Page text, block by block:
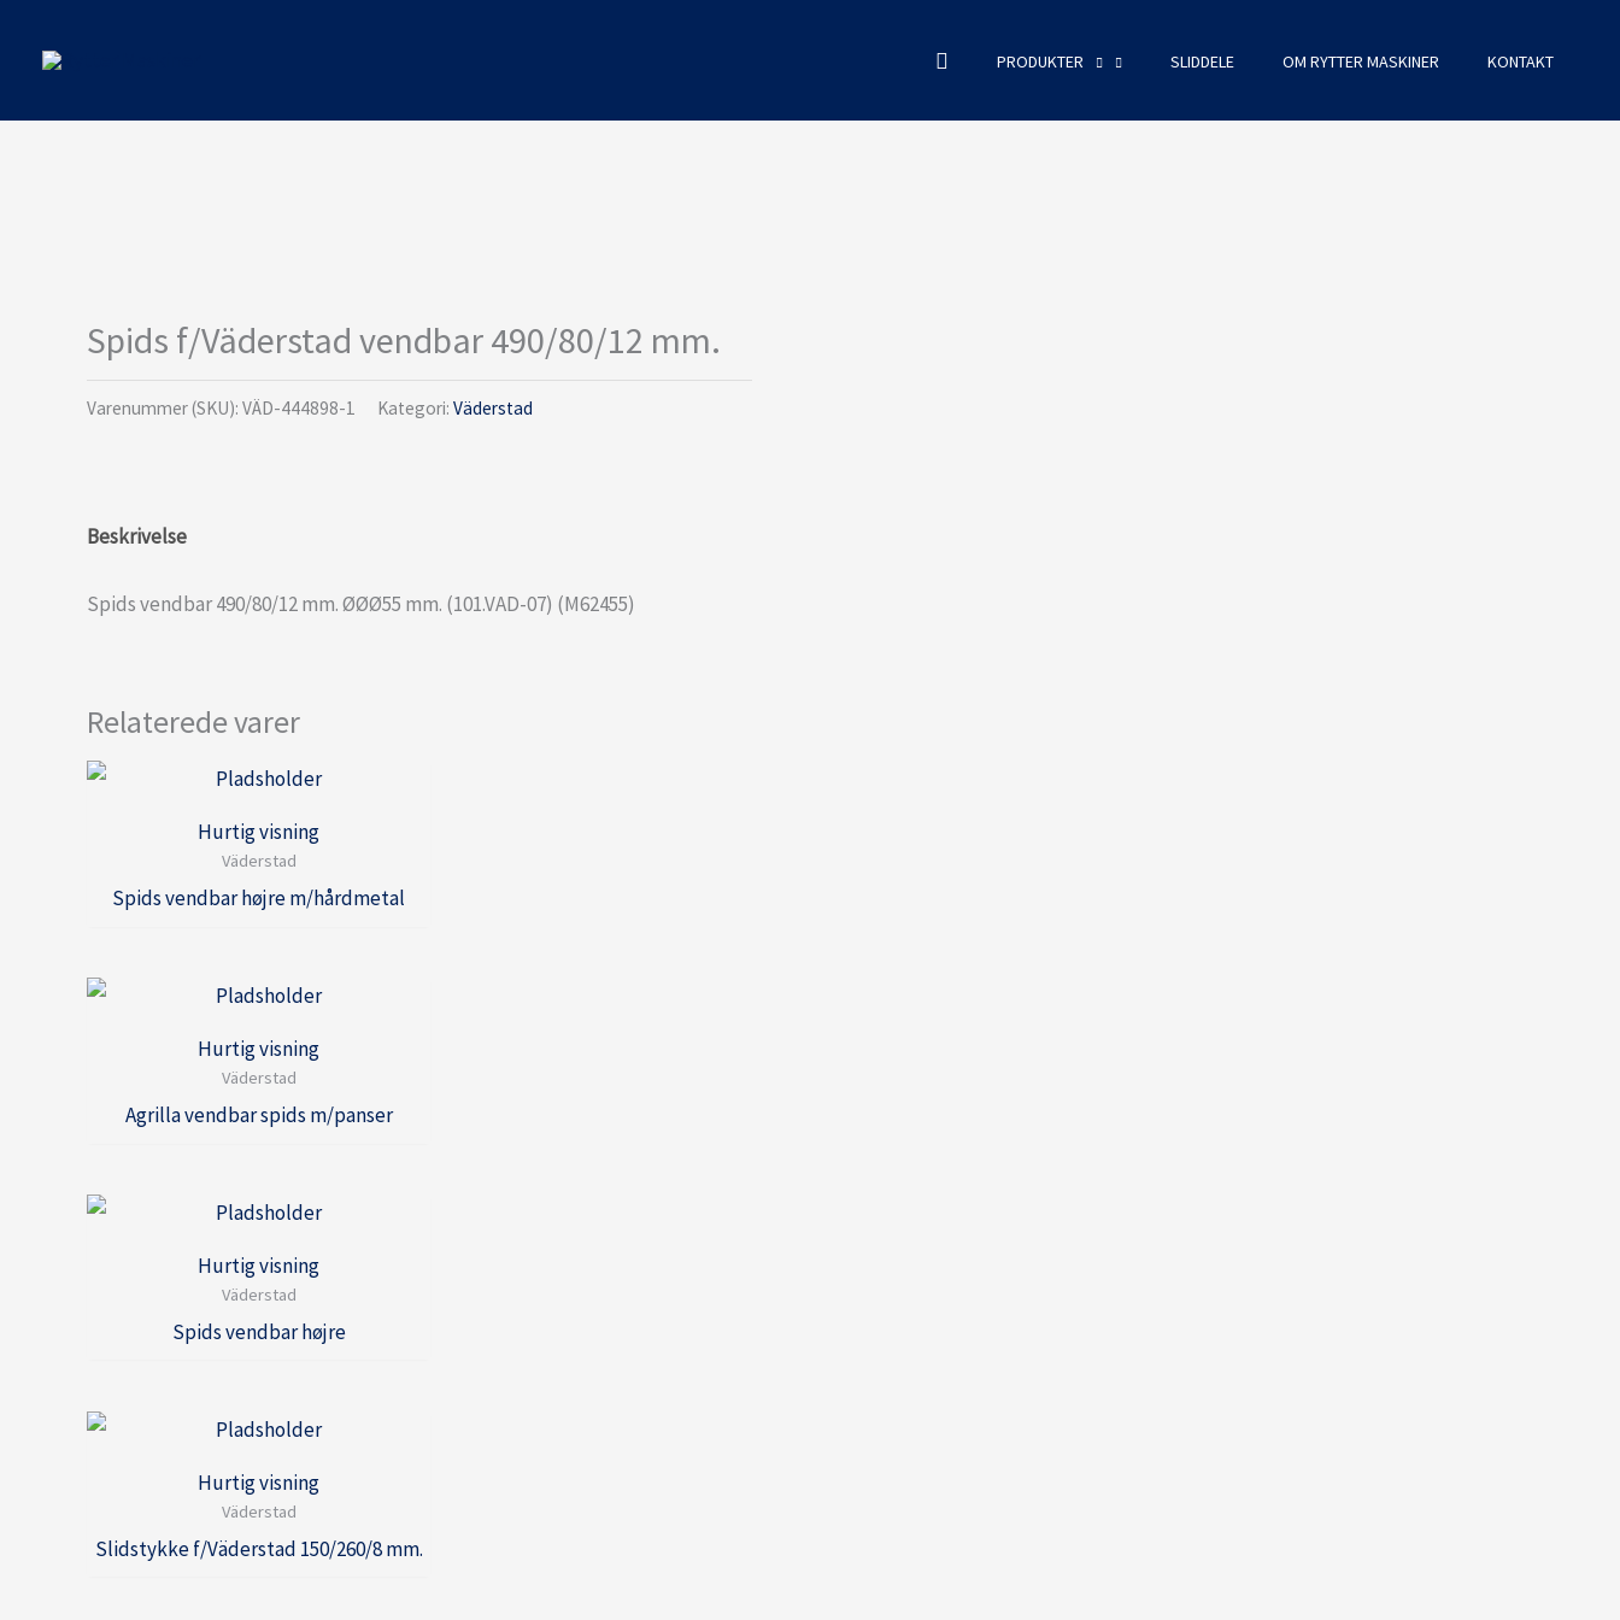
Søg PRODUKTER SLIDDELE OM RYTTER MASKINER KONTAKT
Spids f/Väderstad vendbar 490/80/12 mm.
Varenummer (SKU): VÄD-444898-1 Kategori: Väderstad
Beskrivelse
Spids vendbar 490/80/12 mm. ØØØ55 mm. (101.VAD-07) (M62455)
Relaterede varer
Hurtig visning
Väderstad
Spids vendbar højre m/hårdmetal
Hurtig visning
Väderstad
Agrilla vendbar spids m/panser
Hurtig visning
Väderstad
Spids vendbar højre
Hurtig visning
Väderstad
Slidstykke f/Väderstad 150/260/8 mm.